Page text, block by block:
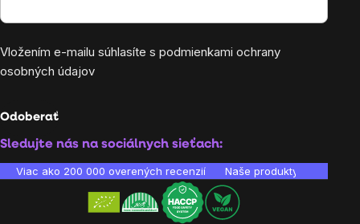
Vložením e-mailu súhlasíte s podmienkami ochrany
osobných údajov
Odoberať
Sledujte nás na sociálnych sieťach:
Viac ako 200 000 overených recenzií Naše produkty sú